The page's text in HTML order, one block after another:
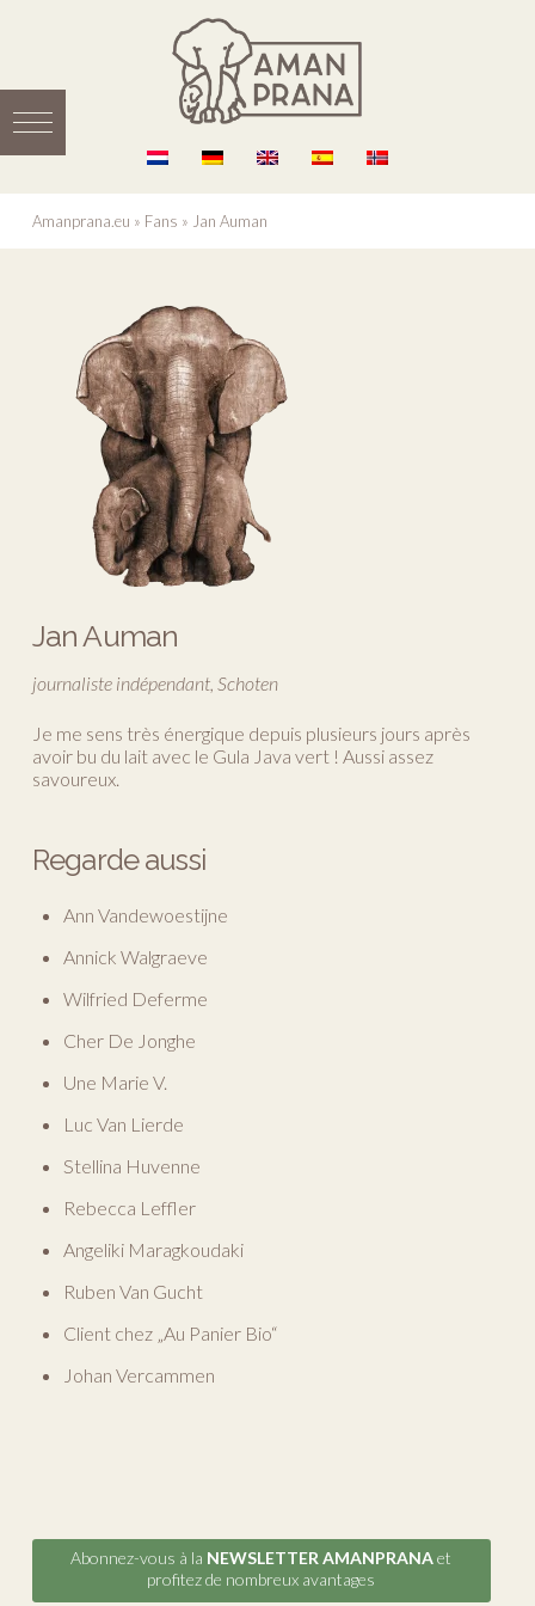
Amanprana.eu » Fans » Jan Auman
Jan Auman
journaliste indépendant, Schoten
Je me sens très énergique depuis plusieurs jours après
avoir bu du lait avec le Gula Java vert ! Aussi assez
savoureux.
Regarde aussi
Ann Vandewoestijne
Annick Walgraeve
Wilfried Deferme
Cher De Jonghe
Une Marie V.
Luc Van Lierde
Stellina Huvenne
Rebecca Leffler
Angeliki Maragkoudaki
Ruben Van Gucht
Client chez „Au Panier Bio“
Johan Vercammen
Abonnez-vous à la NEWSLETTER AMANPRANAet
profitez de nombreux avantages